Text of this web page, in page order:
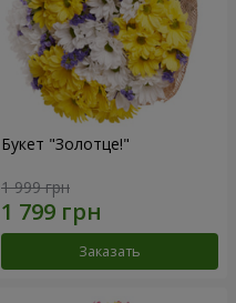
Букет "Золотце!"
1 999 грн
Заказать